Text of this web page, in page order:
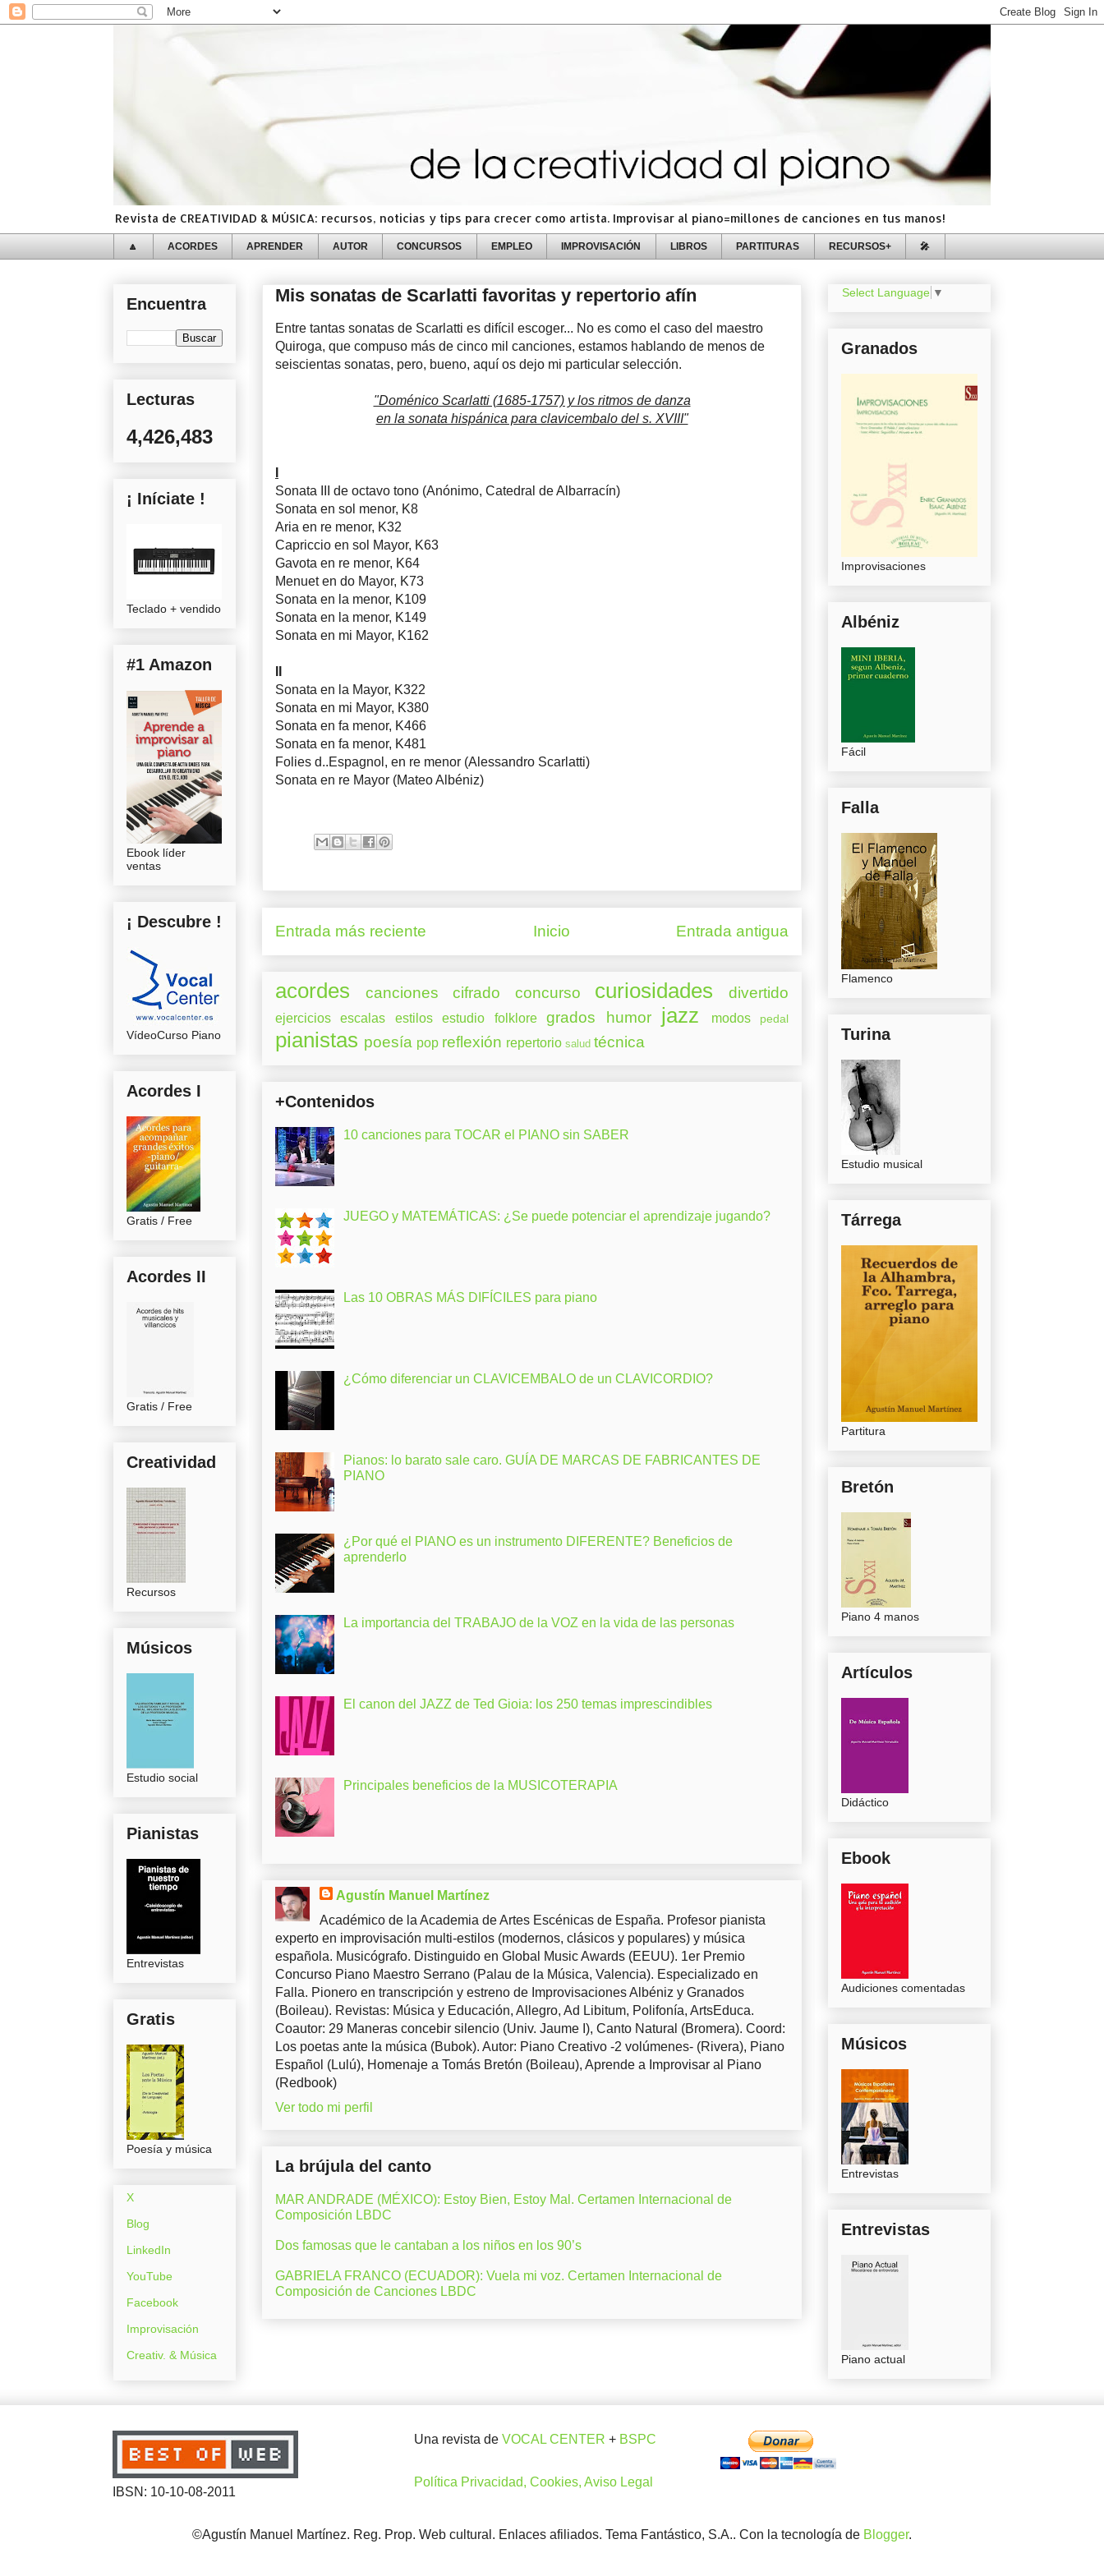
Revista de CREATIVIDAD & MÚSICA: recursos, noticias y tips para crecer como artista. Improvisar al piano=millones de canciones en tus manos!
🔼 ACORDES APRENDER AUTOR CONCURSOS EMPLEO IMPROVISACIÓN LIBROS PARTITURAS RECURSOS+ 🎤
Mis sonatas de Scarlatti favoritas y repertorio afín
Entre tantas sonatas de Scarlatti es difícil escoger... No es como el caso del maestro
Quiroga, que compuso más de cinco mil canciones, estamos hablando de menos de
seiscientas sonatas, pero, bueno, aquí os dejo mi particular selección.
"Doménico Scarlatti (1685-1757) y los ritmos de danza
en la sonata hispánica para clavicembalo del s. XVIII"
Sonata III de octavo tono (Anónimo, Catedral de Albarracín)
Sonata en sol menor, K8
Aria en re menor, K32
Capriccio en sol Mayor, K63
Gavota en re menor, K64
Menuet en do Mayor, K73
Sonata en la menor, K109
Sonata en la menor, K149
Sonata en mi Mayor, K162
Sonata en la Mayor, K322
Sonata en mi Mayor, K380
Sonata en fa menor, K466
Sonata en fa menor, K481
Folies d..Espagnol, en re menor (Alessandro Scarlatti)
Sonata en re Mayor (Mateo Albéniz)
Entrada más reciente Entrada antigua
Inicio
acordes canciones cifrado concurso curiosidades divertido
ejercicios escalas estilos estudio folklore grados humor jazz modos pedal
pianistas poesía pop reflexión repertorio salud técnica
+Contenidos
10 canciones para TOCAR el PIANO sin SABER
JUEGO y MATEMÁTICAS: ¿Se puede potenciar el aprendizaje jugando?
Las 10 OBRAS MÁS DIFÍCILES para piano
¿Cómo diferenciar un CLAVICEMBALO de un CLAVICORDIO?
Pianos: lo barato sale caro. GUÍA DE MARCAS DE FABRICANTES DE
PIANO
¿Por qué el PIANO es un instrumento DIFERENTE? Beneficios de
aprenderlo
La importancia del TRABAJO de la VOZ en la vida de las personas
El canon del JAZZ de Ted Gioia: los 250 temas imprescindibles
Principales beneficios de la MUSICOTERAPIA
Agustín Manuel Martínez
Académico de la Academia de Artes Escénicas de España. Profesor pianista
experto en improvisación multi-estilos (modernos, clásicos y populares) y música
española. Musicógrafo. Distinguido en Global Music Awards (EEUU). 1er Premio
Concurso Piano Maestro Serrano (Palau de la Música, Valencia). Especializado en
Falla. Pionero en transcripción y estreno de Improvisaciones Albéniz y Granados
(Boileau). Revistas: Música y Educación, Allegro, Ad Libitum, Polifonía, ArtsEduca.
Coautor: 29 Maneras concebir silencio (Univ. Jaume I), Canto Natural (Bromera). Coord:
Los poetas ante la música (Bubok). Autor: Piano Creativo -2 volúmenes- (Rivera), Piano
Español (Lulú), Homenaje a Tomás Bretón (Boileau), Aprende a Improvisar al Piano
(Redbook)
Ver todo mi perfil
La brújula del canto
MAR ANDRADE (MÉXICO): Estoy Bien, Estoy Mal. Certamen Internacional de
Composición LBDC
Dos famosas que le cantaban a los niños en los 90’s
GABRIELA FRANCO (ECUADOR): Vuela mi voz. Certamen Internacional de
Composición de Canciones LBDC
Encuentra
Lecturas
4,426,483
¡ Iníciate !
Teclado + vendido
#1 Amazon
Ebook líder
ventas
¡ Descubre !
VídeoCurso Piano
Acordes I
Gratis / Free
Acordes II
Gratis / Free
Creatividad
Recursos
Músicos
Estudio social
Pianistas
Entrevistas
Gratis
Poesía y música
X
Blog
LinkedIn
YouTube
Facebook
Improvisación
Creativ. & Música
Select Language ▼
Granados
Improvisaciones
Albéniz
Fácil
Falla
Flamenco
Turina
Estudio musical
Tárrega
Partitura
Bretón
Piano 4 manos
Artículos
Didáctico
Ebook
Audiciones comentadas
Músicos
Entrevistas
Entrevistas
Piano actual
IBSN: 10-10-08-2011
Una revista de VOCAL CENTER + BSPC
Política Privacidad, Cookies, Aviso Legal
©Agustín Manuel Martínez. Reg. Prop. Web cultural. Enlaces afiliados. Tema Fantástico, S.A.. Con la tecnología de Blogger.